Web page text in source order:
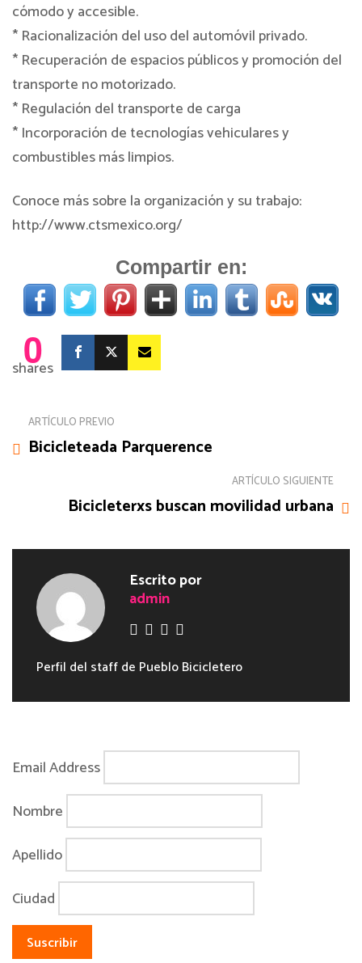
cómodo y accesible.
* Racionalización del uso del automóvil privado.
* Recuperación de espacios públicos y promoción del
transporte no motorizado.
* Regulación del transporte de carga
* Incorporación de tecnologías vehiculares y
combustibles más limpios.
Conoce más sobre la organización y su trabajo:
http://www.ctsmexico.org/
Compartir en:
0
shares
ARTÍCULO PREVIO
Bicicleteada Parquerence
ARTÍCULO SIGUIENTE
Bicicleterxs buscan movilidad urbana
Escrito por
admin
Perfil del staff de Pueblo Bicicletero
Email Address
Nombre
Apellido
Ciudad